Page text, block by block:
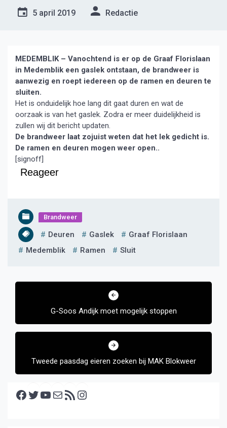
5 april 2019 Redactie
MEDEMBLIK – Vanochtend is er op de Graaf Florislaan
in Medemblik een gaslek ontstaan, de brandweer is
aanwezig en roept iedereen op de ramen en deuren te
sluiten.
Het is onduidelijk hoe lang dit gaat duren en wat de
oorzaak is van het gaslek. Zodra er meer duidelijkheid is
zullen wij dit bericht updaten.
De brandweer laat zojuist weten dat het lek gedicht is.
De ramen en deuren mogen weer open..
[signoff]
Reageer
Brandweer
Deuren Gaslek
Graaf Florislaan
Medemblik
Ramen Sluit
Bericht
G-Soos Andijk moet mogelijk stoppen
Tweede paasdag eieren zoeken bij MAK Blokweer
Facebook Twitter YouTube E-mail RSS feed